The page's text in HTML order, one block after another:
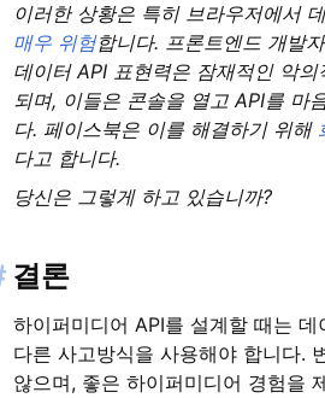
이러한 상황은 특히 브라우저에서
매우 위험합니다. 프론트엔드 개발
데이터 API 표현력은 잠재적인 악
되며, 이들은 콘솔을 열고 API를 마
다. 페이스북은 이를 해결하기 위해
다고 합니다.
당신은 그렇게 하고 있습니까?
결론
하이퍼미디어 API를 설계할 때는
다른 사고방식을 사용해야 합니다.
않으며, 좋은 하이퍼미디어 경험을